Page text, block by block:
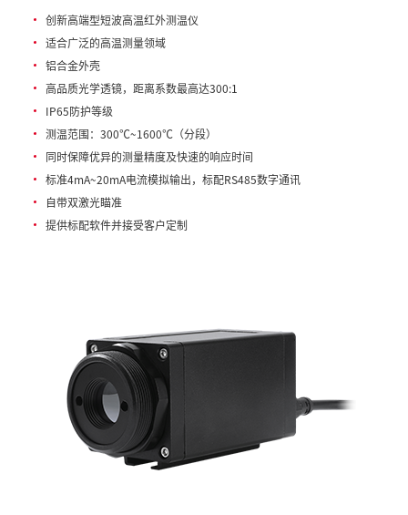
创新高端型短波高温红外测温仪
适合广泛的高温测量领域
铝合金外壳
高品质光学透镜，距离系数最高达300:1
IP65防护等级
测温范围：300℃~1600℃（分段）
同时保障优异的测量精度及快速的响应时间
标准4mA~20mA电流模拟输出，标配RS485数字通讯
自带双激光瞄准
提供标配软件并接受客户定制